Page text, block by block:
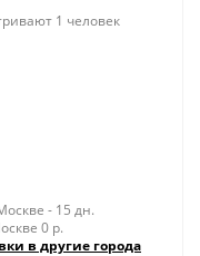
1 человек
- 15 дн.
0 р.
в другие города